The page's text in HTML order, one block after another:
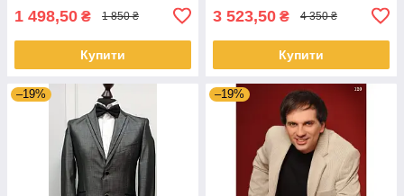
1 498,50 ₴ 1 850 ₴
Купити
3 523,50 ₴ 4 350 ₴
Купити
–19% –19%